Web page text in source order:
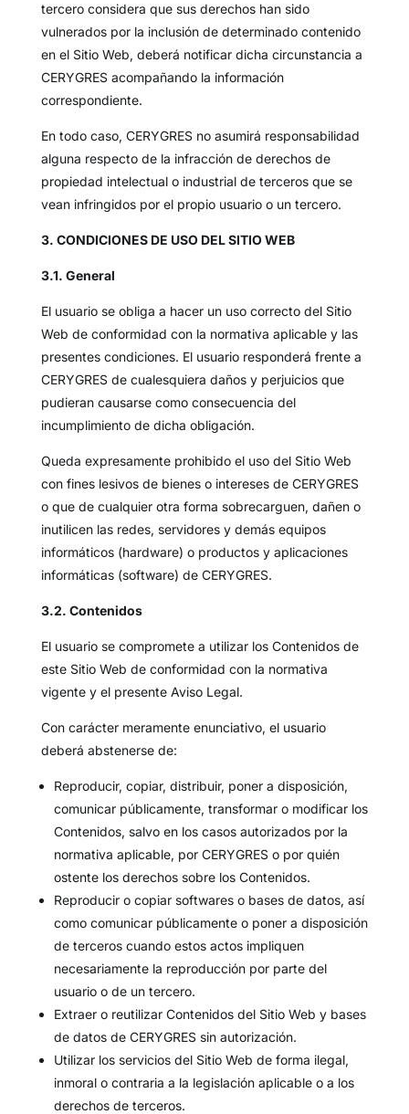
tercero considera que sus derechos han sido
vulnerados por la inclusión de determinado contenido
en el Sitio Web, deberá notificar dicha circunstancia a
CERYGRES acompañando la información
correspondiente.
En todo caso, CERYGRES no asumirá responsabilidad
alguna respecto de la infracción de derechos de
propiedad intelectual o industrial de terceros que se
vean infringidos por el propio usuario o un tercero.
3. CONDICIONES DE USO DEL SITIO WEB
3.1. General
El usuario se obliga a hacer un uso correcto del Sitio
Web de conformidad con la normativa aplicable y las
presentes condiciones. El usuario responderá frente a
CERYGRES de cualesquiera daños y perjuicios que
pudieran causarse como consecuencia del
incumplimiento de dicha obligación.
Queda expresamente prohibido el uso del Sitio Web
con fines lesivos de bienes o intereses de CERYGRES
o que de cualquier otra forma sobrecarguen, dañen o
inutilicen las redes, servidores y demás equipos
informáticos (hardware) o productos y aplicaciones
informáticas (software) de CERYGRES.
3.2. Contenidos
El usuario se compromete a utilizar los Contenidos de
este Sitio Web de conformidad con la normativa
vigente y el presente Aviso Legal.
Con carácter meramente enunciativo, el usuario
deberá abstenerse de:
Reproducir, copiar, distribuir, poner a disposición,
comunicar públicamente, transformar o modificar los
Contenidos, salvo en los casos autorizados por la
normativa aplicable, por CERYGRES o por quién
ostente los derechos sobre los Contenidos.
Reproducir o copiar softwares o bases de datos, así
como comunicar públicamente o poner a disposición
de terceros cuando estos actos impliquen
necesariamente la reproducción por parte del
usuario o de un tercero.
Extraer o reutilizar Contenidos del Sitio Web y bases
de datos de CERYGRES sin autorización.
Utilizar los servicios del Sitio Web de forma ilegal,
inmoral o contraria a la legislación aplicable o a los
derechos de terceros.